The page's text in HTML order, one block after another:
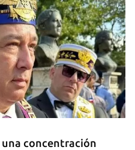
castrista expulsado de
del ICE
una concentración